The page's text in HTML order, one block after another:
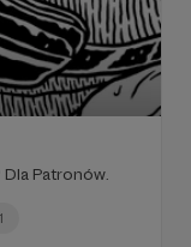
Patronów.